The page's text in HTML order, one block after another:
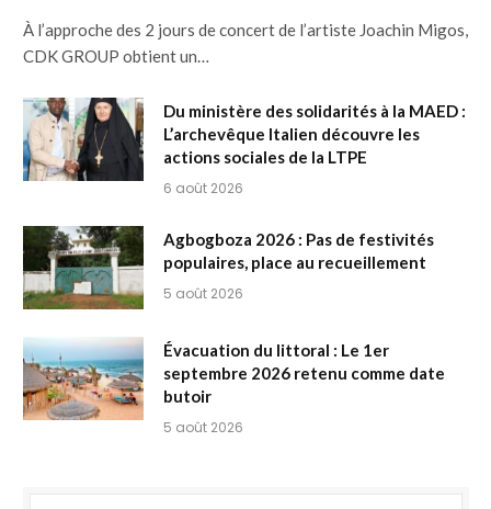
À l’approche des 2 jours de concert de l’artiste Joachin Migos,
CDK GROUP obtient un…
Du ministère des solidarités à la MAED :
L’archevêque Italien découvre les
actions sociales de la LTPE
6 août 2026
Agbogboza 2026 : Pas de festivités
populaires, place au recueillement
5 août 2026
Évacuation du littoral : Le 1er
septembre 2026 retenu comme date
butoir
5 août 2026